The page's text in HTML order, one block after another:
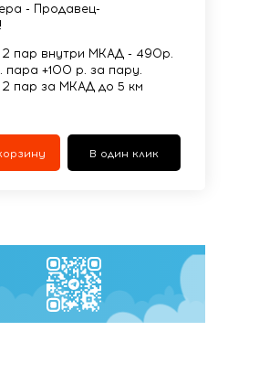
- Продавец-
пар внутри МКАД - 490р.
пара +100 р. за пару.
пар за МКАД до 5 км
В один клик